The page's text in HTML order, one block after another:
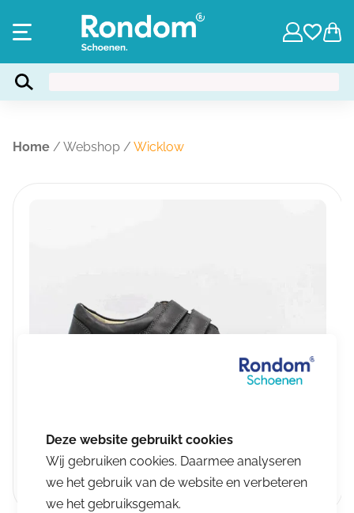
Home / Webshop / Wicklow
Wij gebruiken cookies. Daarmee analyseren
we het gebruik van de website en verbeteren
we het gebruiksgemak.